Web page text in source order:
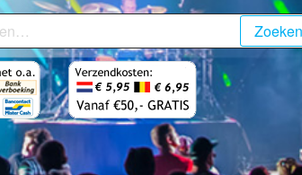
Zoeken